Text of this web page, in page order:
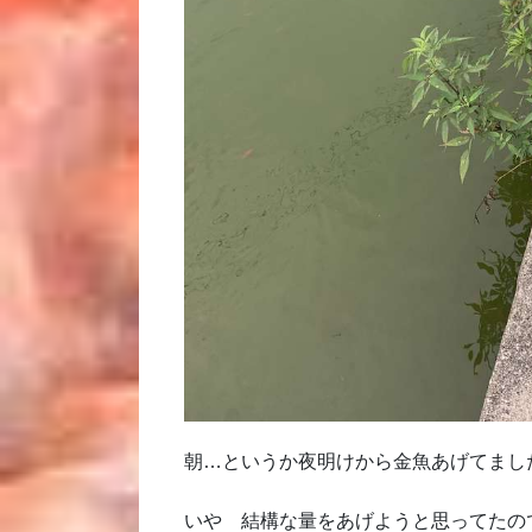
朝…というか夜明けから金魚あげてまし
いや 結構な量をあげようと思ってたの